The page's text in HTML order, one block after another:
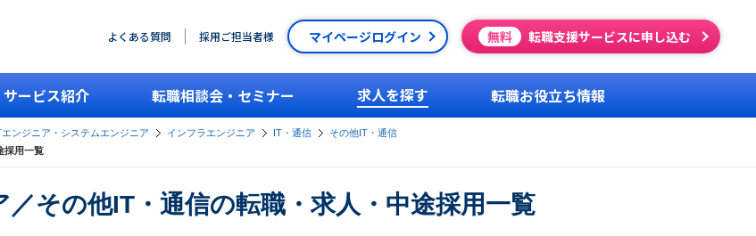
よくある質問 採用ご担当者様 マイページログイン 無料 転職支援サービスに申し込む
サービス紹介 転職相談会・セミナー 求人を探す 転職お役立ち情報
エンジニア・システムエンジニア インフラエンジニア IT・通信
その他IT・通信
採用一覧
その他IT・通信の転職・求人・中途採用一覧